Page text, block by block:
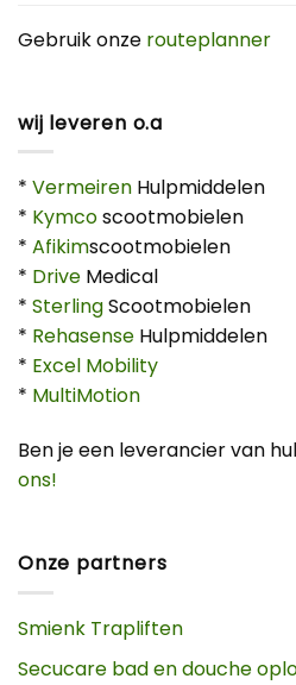
Gebruik onze routeplanner
wij leveren o.a
* Vermeiren Hulpmiddelen
* Kymcoscootmobielen
* Afikimscootmobielen
* Drive Medical
* SterlingScootmobielen
* Rehasense Hulpmiddelen
* Excel Mobility
* MultiMotion
Ben je een leverancier van
ons!
Onze partners
Smienk Trapliften
Secucare bad en douche